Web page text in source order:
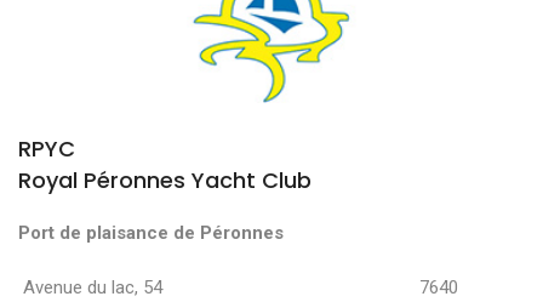
RPYC
Royal Péronnes Yacht Club
Port de plaisance de Péronnes
Avenue du lac, 54 7640